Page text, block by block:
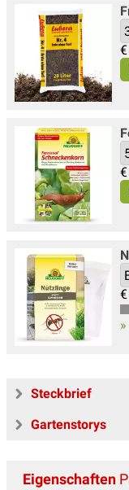
€
€
€
Steckbrief
Gartenstorys
Eigenschaften